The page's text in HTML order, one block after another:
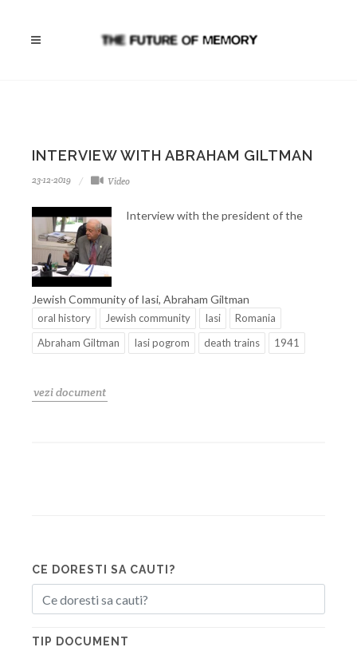
INTERVIEW WITH ABRAHAM GILTMAN
23-12-2019 Video
Interview with the president of the
Jewish Community of Iasi, Abraham Giltman
oral history Jewish community Iasi
Romania
Abraham Giltman
Iasi pogrom death trains 1941
vezi document
CE DORESTI SA CAUTI?
TIP DOCUMENT